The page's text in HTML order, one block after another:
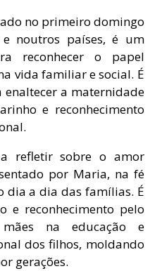
no primeiro domingo
noutros países, é um
reconhecer o papel
vida familiar e social. É
a maternidade
e reconhecimento
a refletir sobre o amor
por Maria, na fé
dia a dia das famílias. É
e reconhecimento pelo
na educação e
dos filhos, moldando
gerações.